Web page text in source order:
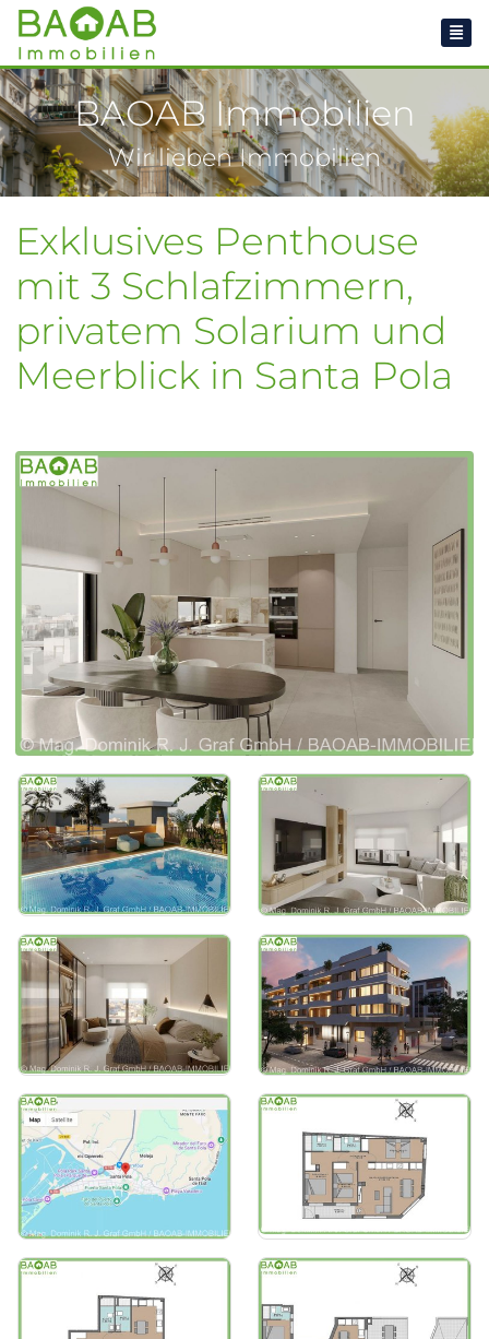
BAOAB Immobilien
Wir lieben Immobilien
Exklusives Penthouse
mit 3 Schlafzimmern,
privatem Solarium und
Meerblick in Santa Pola